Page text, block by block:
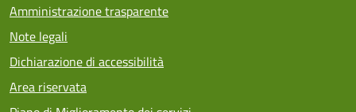
Amministrazione trasparente
Note legali
Dichiarazione di accessibilità
Area riservata